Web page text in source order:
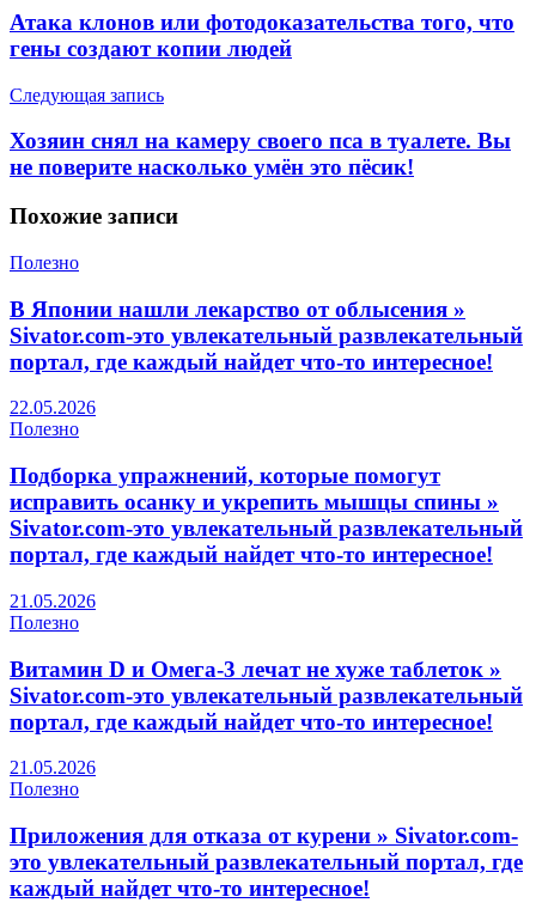
Атака клонов или фотодоказательства того, что
гены создают копии людей
Следующая запись
Хозяин снял на камеру своего пса в туалете. Вы
не поверите насколько умён это пёсик!
Похожие записи
Полезно
В Японии нашли лекарство от облысения »
Sivator.com-это увлекательный развлекательный
портал, где каждый найдет что-то интересное!
22.05.2026
Полезно
Подборка упражнений, которые помогут
исправить осанку и укрепить мышцы спины »
Sivator.com-это увлекательный развлекательный
портал, где каждый найдет что-то интересное!
21.05.2026
Полезно
Витамин D и Омега-3 лечат не хуже таблеток »
Sivator.com-это увлекательный развлекательный
портал, где каждый найдет что-то интересное!
21.05.2026
Полезно
Приложения для отказа от курени » Sivator.com-
это увлекательный развлекательный портал, где
каждый найдет что-то интересное!